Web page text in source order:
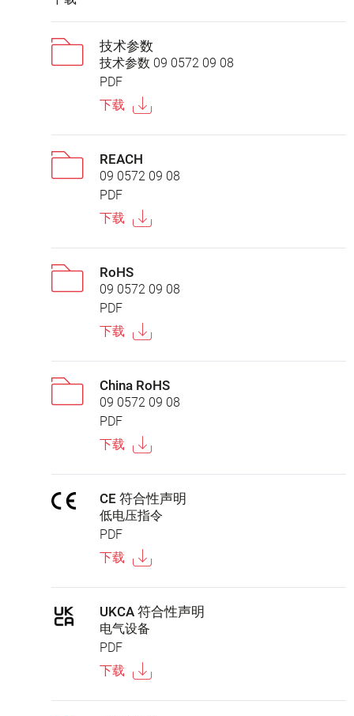
技术参数
技术参数 09 0572 09 08
PDF
下载
REACH
09 0572 09 08
PDF
下载
RoHS
09 0572 09 08
PDF
下载
China RoHS
09 0572 09 08
PDF
下载
CE 符合性声明
低电压指令
PDF
下载
UKCA 符合性声明
电气设备
PDF
下载